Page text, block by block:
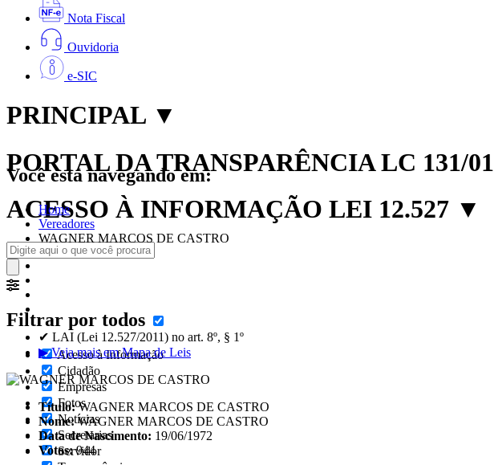
Nota Fiscal
Ouvidoria
e-SIC
PRINCIPAL ▼
PORTAL DA TRANSPARÊNCIA LC 131/01
ACESSO À INFORMAÇÃO LEI 12.527 ▼
Filtrar por todos
Acesso à Informação
Cidadão
Empresas
Fotos
Notícias
Secretarias
Servidor
Você está navegando em:
Home
Vereadores
WAGNER MARCOS DE CASTRO
✔ LAI (Lei 12.527/2011) no art. 8º, § 1º
▶ Veja mais em Mapa de Leis
Título:WAGNER MARCOS DE CASTRO
Nome:WAGNER MARCOS DE CASTRO
Data de Nascimento: 19/06/1972
Votos:944